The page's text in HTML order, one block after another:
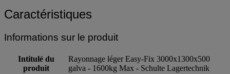
Caractéristiques
Informations sur le produit
Intitulé du
produit
Rayonnage léger Easy-Fix 3000x1300x500
galva - 1600kg Max - Schulte Lagertechnik